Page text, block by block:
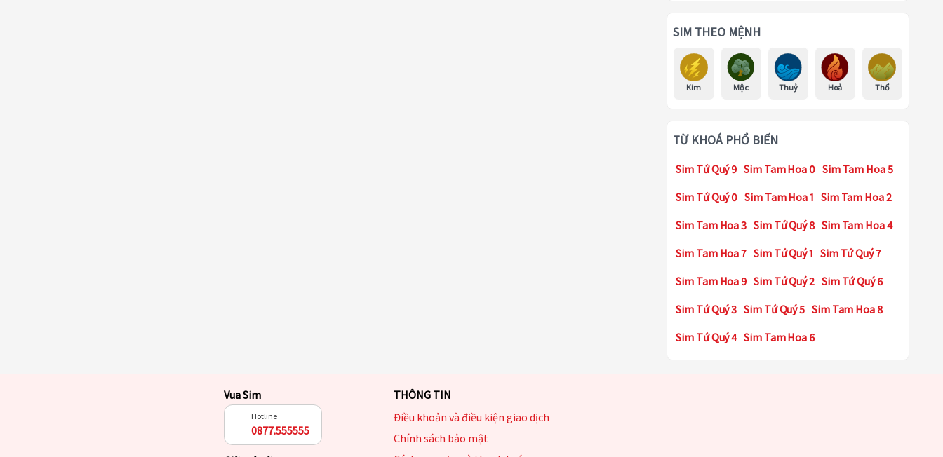
SIM THEO MỆNH
Kim Mộc Thuỷ Hoả Thổ
TỪ KHOÁ PHỔ BIẾN
Sim Tứ Quý 9 Sim Tam Hoa 0 Sim Tam Hoa 5
Sim Tứ Quý 0 Sim Tam Hoa 1 Sim Tam Hoa 2
Sim Tam Hoa 3 Sim Tứ Quý 8 Sim Tam Hoa 4
Sim Tam Hoa 7 Sim Tứ Quý 1 Sim Tứ Quý 7
Sim Tam Hoa 9 Sim Tứ Quý 2 Sim Tứ Quý 6
Sim Tứ Quý 3 Sim Tứ Quý 5 Sim Tam Hoa 8
Sim Tứ Quý 4 Sim Tam Hoa 6
Vua Sim
Hotline
0877.555555
THÔNG TIN
Điều khoản và điều kiện giao dịch
Chính sách bảo mật